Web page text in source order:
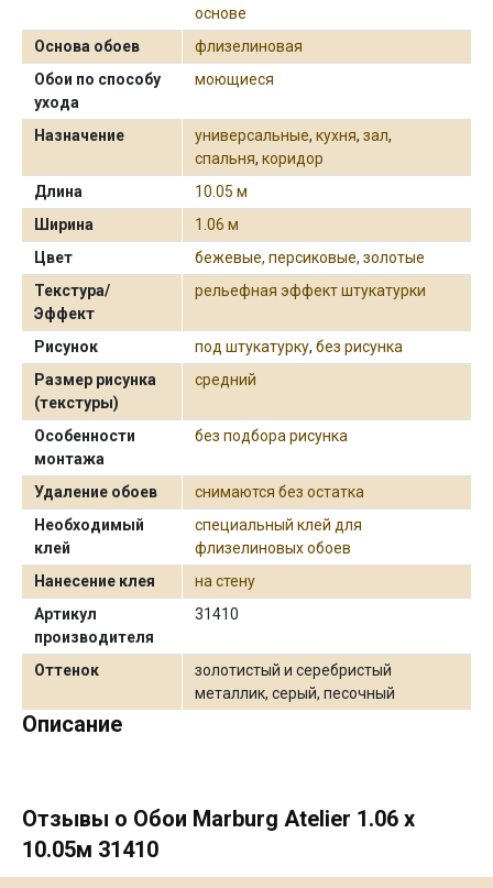
основе
Основа обоев
флизелиновая
Обои по способу
ухода
моющиеся
Назначение универсальные,кухня,зал,
спальня,коридор
Длина
10.05 м
Ширина
1.06 м
Цвет
бежевые, персиковые, золотые
Текстура/
Эффект
рельефная эффект штукатурки
Рисунок под штукатурку,без рисунка
Размер рисунка
(текстуры)
средний
Особенности
монтажа
без подбора рисунка
Удаление обоев
снимаются без остатка
Необходимый
клей
специальный клей для
флизелиновых обоев
Нанесение клея
на стену
Артикул
производителя
31410
Оттенок
золотистый и серебристый
металлик, серый, песочный
Описание
Отзывы о Обои Marburg Atelier 1.06 х
10.05м 31410